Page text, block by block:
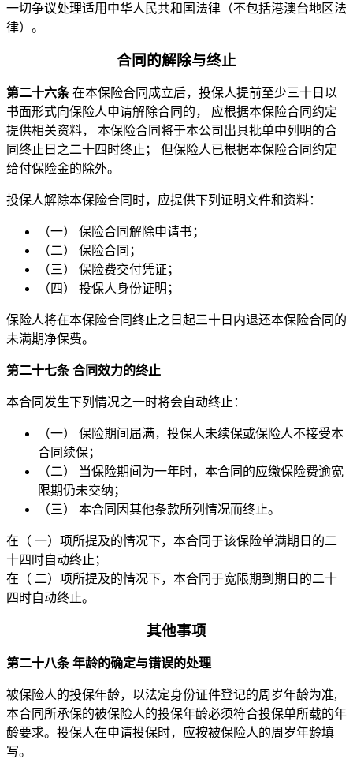
一切争议处理适用中华人民共和国法律（不包括港澳台地区法
律）。
合同的解除与终止
第二十六条在本保险合同成立后，投保人提前至少三十日以
书面形式向保险人申请解除合同的， 应根据本保险合同约定
提供相关资料， 本保险合同将于本公司出具批单中列明的合
同终止日之二十四时终止； 但保险人已根据本保险合同约定
给付保险金的除外。
投保人解除本保险合同时，应提供下列证明文件和资料：
（一） 保险合同解除申请书；
（二） 保险合同；
（三） 保险费交付凭证；
（四） 投保人身份证明；
保险人将在本保险合同终止之日起三十日内退还本保险合同的
未满期净保费。
第二十七条 合同效力的终止
本合同发生下列情况之一时将会自动终止：
（一） 保险期间届满，投保人未续保或保险人不接受本
合同续保；
（二） 当保险期间为一年时，本合同的应缴保险费逾宽
限期仍未交纳；
（三） 本合同因其他条款所列情况而终止。
在（ 一）项所提及的情况下，本合同于该保险单满期日的二
十四时自动终止；
在（ 二）项所提及的情况下，本合同于宽限期到期日的二十
四时自动终止。
其他事项
第二十八条 年龄的确定与错误的处理
被保险人的投保年龄，以法定身份证件登记的周岁年龄为准,
本合同所承保的被保险人的投保年龄必须符合投保单所载的年
龄要求。投保人在申请投保时，应按被保险人的周岁年龄填
写。